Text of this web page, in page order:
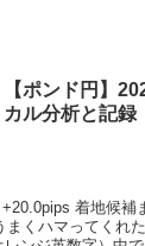
【ポンド円】
カル分析と記録
着地候補
まくハマってくれ